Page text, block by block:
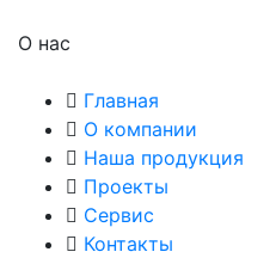
О нас
Главная
О компании
Наша продукция
Проекты
Сервис
Контакты